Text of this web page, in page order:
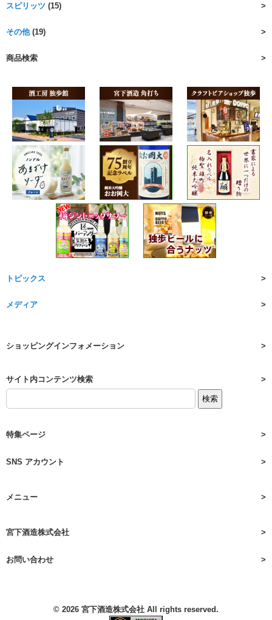
スピリッツ (15)
その他(19)
商品検索
トピックス
メディア
ショッピングインフォメーション
サイト内コンテンツ検索
特集ページ
SNS アカウント
メニュー
宮下酒造株式会社
お問い合わせ
© 2026 宮下酒造株式会社 All rights reserved.